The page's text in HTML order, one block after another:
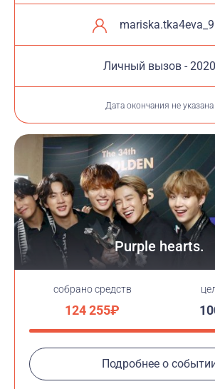
Личный вызов - 2020
Дата окончания не указана
Purple hearts.
cобрано средств
124 255₽
Подробнее о